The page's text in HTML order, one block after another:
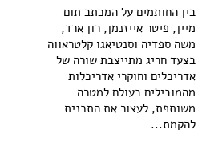
בין החותמים על המכתב תום
מיין, פיטר אייזנמן, רון ארד,
משה ספדיה וסנטיאגו קלטראווה
בצעד חריג מתייצבת שורה של
אדריכלים וחוקרי אדריכלות
מהמובילים בעולם למטרה
משותפת, לעצור את התכנית
להקמת...